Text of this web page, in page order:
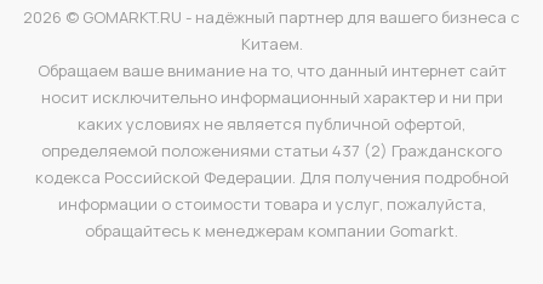
2026 © GOMARKT.RU - надёжный партнер для вашего бизнеса с
Китаем.
Обращаем ваше внимание на то, что данный интернет сайт
носит исключительно информационный характер и ни при
каких условиях не является публичной офертой,
определяемой положениями статьи 437 (2) Гражданского
кодекса Российской Федерации. Для получения подробной
информации о стоимости товара и услуг, пожалуйста,
обращайтесь к менеджерам компании Gomarkt.